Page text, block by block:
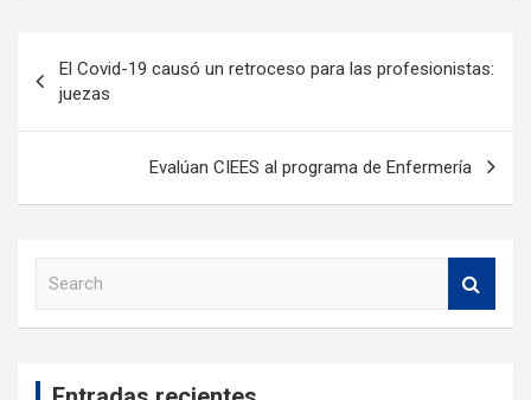
El Covid-19 causó un retroceso para las profesionistas:
juezas
Evalúan CIEES al programa de Enfermería